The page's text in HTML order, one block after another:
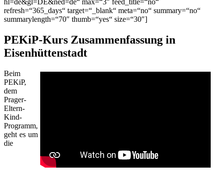
hl=de&gl=DE&ned=de“ max=“3″ feed_title=“no“
refresh=“365_days“ target=“_blank“ meta=“no“ summary=“no“
summarylength=“70″ thumb=“yes“ size=“30″]
PEKiP-Kurs Zusammenfassung in
Eisenhüttenstadt
Beim
PEKiP,
dem
Prager-
Eltern-
Kind-
Programm,
geht es um
die